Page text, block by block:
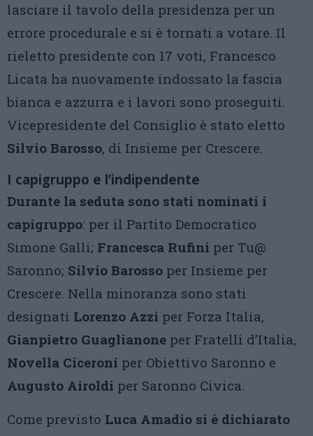
lasciare il tavolo della presidenza per un
errore procedurale e si è tornati a votare. Il
rieletto presidente con 17 voti, Francesco
Licata ha nuovamente indossato la fascia
bianca e azzurra e i lavori sono proseguiti.
Vicepresidente del Consiglio è stato eletto
Silvio Barosso, di Insieme per Crescere.
I capigruppo e l’indipendente
Durante la seduta sono stati nominati i
capigruppo: per il Partito Democratico
Simone Galli; Francesca Rufini per Tu@
Saronno; Silvio Barosso per Insieme per
Crescere. Nella minoranza sono stati
designati Lorenzo Azzi per Forza Italia,
Gianpietro Guaglianone per Fratelli d’Italia,
Novella Ciceroni per Obiettivo Saronno e
Augusto Airoldi per Saronno Civica.
Come previsto Luca Amadio si è dichiarato